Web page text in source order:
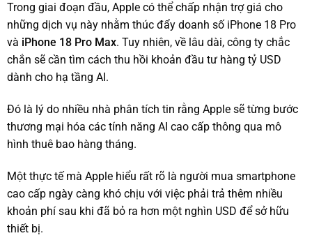
Trong giai đoạn đầu, Apple có thể chấp nhận trợ giá cho
những dịch vụ này nhằm thúc đẩy doanh số iPhone 18 Pro
và iPhone 18 Pro Max. Tuy nhiên, về lâu dài, công ty chắc
chắn sẽ cần tìm cách thu hồi khoản đầu tư hàng tỷ USD
dành cho hạ tầng AI.
Đó là lý do nhiều nhà phân tích tin rằng Apple sẽ từng bước
thương mại hóa các tính năng AI cao cấp thông qua mô
hình thuê bao hàng tháng.
Một thực tế mà Apple hiểu rất rõ là người mua smartphone
cao cấp ngày càng khó chịu với việc phải trả thêm nhiều
khoản phí sau khi đã bỏ ra hơn một nghìn USD để sở hữu
thiết bị.